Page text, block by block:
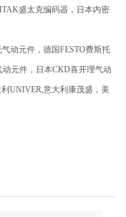
盛太克编码器，日本内密
动元件，德国FESTO费斯托
元件，日本CKD喜开理气动
UNIVER,意大利康茂盛，美